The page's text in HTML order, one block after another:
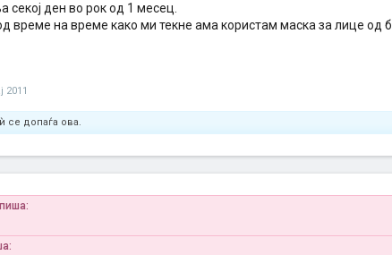
секој ден во рок од 1 месец.
време на време како ми текне ама користам маска за лице од
2011
се допаѓа ова.